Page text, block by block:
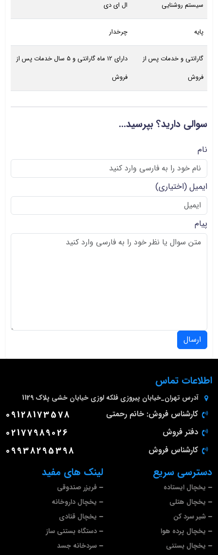
سیستم روشنایی ال ای دی
پایه چرخدار
گارانتی و خدمات پس از
فروش
دارای 12 ماه گارانتی و 5 سال خدمات پس از
فروش
سوالی دارید؟ بپرسید...
نام
ایمیل(اختیاری)
پیام
ارسال
لینک های مفید
فریزر صندوقی
یخچال داروخانه
یخچال قنادی
دستگاه بستنی ساز
سردخانه جسد
دسترسی سریع
یخچال ایستاده
یخچال هتلی
شیر سرد کن
یخچال پرده هوا
یخچال بستنی
اطلاعات تماس
آدرس تهران_خیابان پیروزی فلکه لوزی خیابان خشی پلاک 1129
کارشناس فروش: خانم رحمتی 09128173578
دفتر فروش 02177989026
کارشناس فروش 09938295398